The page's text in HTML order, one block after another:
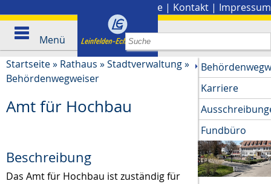
Presse | Kontakt | Impressum
Menü
Startseite» Rathaus »Stadtverwaltung»
Behördenwegweiser
Amt für Hochbau
Beschreibung
Das Amt für Hochbau ist zuständig für
Karriere
Fundbüro